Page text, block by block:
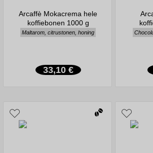
Arcaffè Mokacrema hele
koffiebonen 1000 g
Maltarom, citrustonen, honing
33,10 €